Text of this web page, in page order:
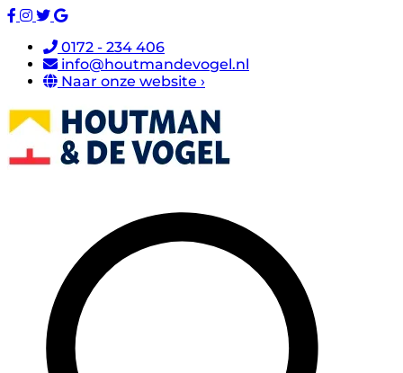
0172 - 234 406
info@houtmandevogel.nl
Naar onze website ›